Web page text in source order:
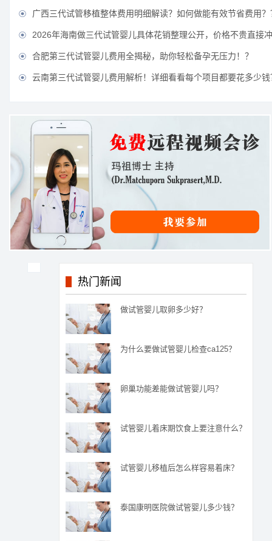
 广西三代试管移植整体费用明细解读？如何做能有效节省费用？
 2026年海南做三代试管婴儿具体花销整理公开，价格不贵直接
 合肥第三代试管婴儿费用全揭秘，助你轻松备孕无压力！？
 云南第三代试管婴儿费用解析！详细看看每个项目都要花多少钱
热门新闻
做试管婴儿取卵多少好？
为什么要做试管婴儿检查ca125？
卵巢功能差能做试管婴儿吗？
试管婴儿着床期饮食上要注意什么？
试管婴儿移植后怎么样容易着床？
泰国康明医院做试管婴儿多少钱？